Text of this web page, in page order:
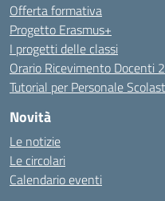
Offerta formativa
Progetto Erasmus+
I progetti delle classi
Orario Ricevimento Docenti
Tutorial per Personale
Novità
Le notizie
Le circolari
Calendario eventi